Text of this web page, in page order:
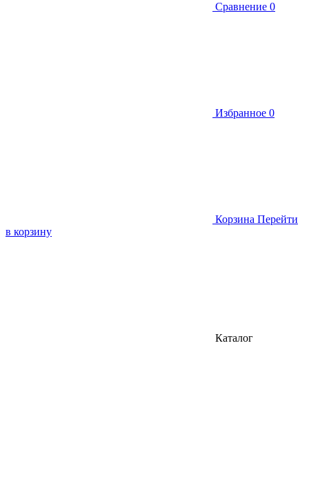
Сравнение 0
Избранное 0
Корзина Перейти
в корзину
Каталог